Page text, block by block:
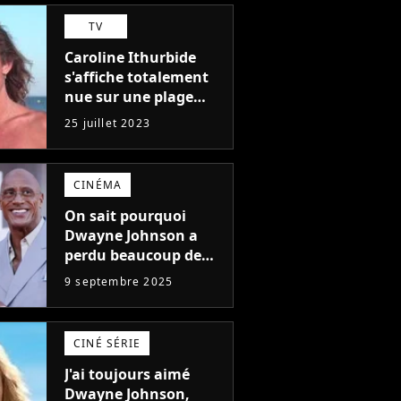
plus médiocres jamais
réalisés"
TV
Caroline Ithurbide
s'affiche totalement
nue sur une plage
naturiste : "je ne
pensais pas que
j'arriverais à le
faire..."
25 juillet 2023
CINÉMA
On sait pourquoi
Dwayne Johnson a
perdu beaucoup de
poids et c'est pour
une raison
importante
9 septembre 2025
CINÉ SÉRIE
J'ai toujours aimé
Dwayne Johnson,